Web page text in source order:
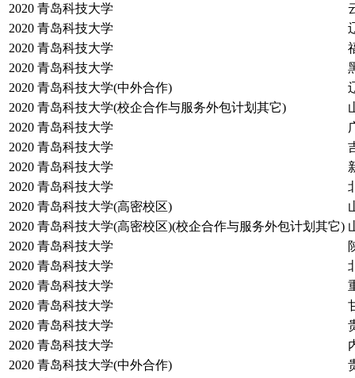
2020 青岛科技大学
2020 青岛科技大学
2020 青岛科技大学
2020 青岛科技大学
2020 青岛科技大学(中外合作)
2020 青岛科技大学(校企合作与服务外包计划其它)
2020 青岛科技大学
2020 青岛科技大学
2020 青岛科技大学
2020 青岛科技大学
2020 青岛科技大学(高密校区)
2020 青岛科技大学(高密校区)(校企合作与服务外包计划其它)
2020 青岛科技大学
2020 青岛科技大学
2020 青岛科技大学
2020 青岛科技大学
2020 青岛科技大学
2020 青岛科技大学
2020 青岛科技大学(中外合作)